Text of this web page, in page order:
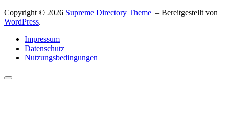
Copyright © 2026 Supreme Directory Theme – Bereitgestellt von
WordPress.
Impressum
Datenschutz
Nutzungsbedingungen